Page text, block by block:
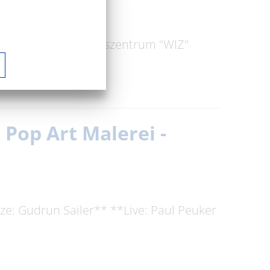
Wolfsinformationszentrum "WIZ"
…
Art Malerei -
Gudrun Sailer** **Live: Paul Peuker